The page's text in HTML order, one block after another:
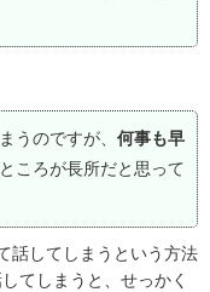
うのですが、 何事も早
ころが長所だと思って
話してしまうという方法
てしまうと、せっかく